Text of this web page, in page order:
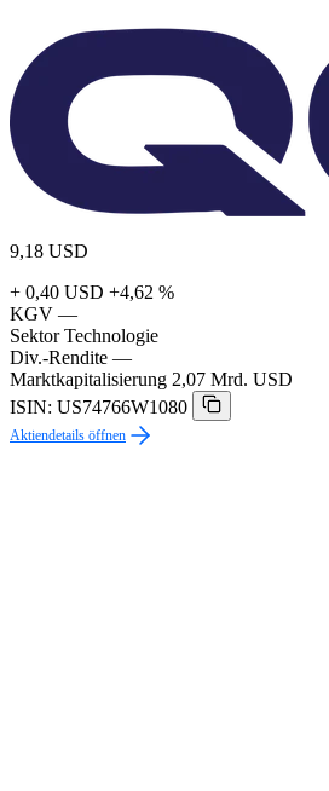
9,18 USD
+ 0,40 USD +4,62 %
KGV —
Sektor Technologie
Div.-Rendite —
Marktkapitalisierung 2,07 Mrd. USD
ISIN: US74766W1080
Aktiendetails öffnen